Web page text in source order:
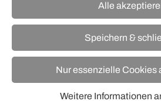
Alle
Speichern &
Nur essenzielle Cookies
Weitere Informationen